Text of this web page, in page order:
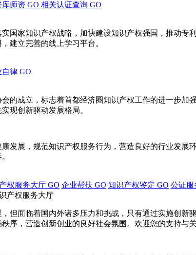
库师资 GO 相关认证查询 GO
国家知识产权战略，加快建设知识产权强国，推动专
建立完善的线上学习平台。
自律 GO
的成立，标志着首都经济圈知识产权工作的进一步
现创新驱动发展格局。
发展，规范知识产权服务行为，营造良好的行业发
权服务大厅 GO 企业帮扶 GO 知识产权鉴定 GO 公证服
但面临着国内外诸多压力和挑战，只有通过实施创新
序，营造创新创业的良好社会氛围。欢迎您的支持与关